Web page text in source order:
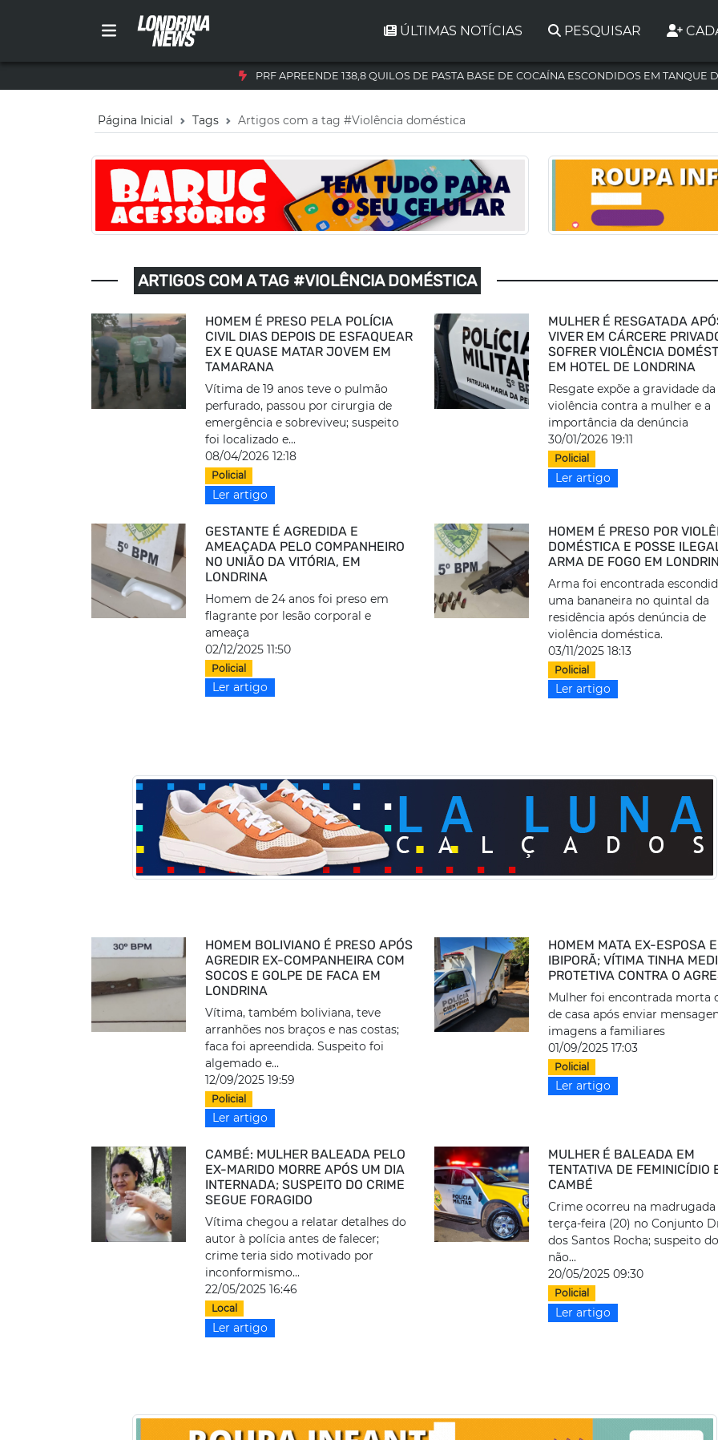
ÚLTIMAS NOTÍCIAS PESQUISAR
PRF APREENDE 138,8 QUILOS DE PASTA BASE DE COCAÍNA ESCONDIDOS EM TANQUE
Página Inicial Tags Artigos com a tag #Violência doméstica
ARTIGOS COM A TAG #VIOLÊNCIA DOMÉSTICA
HOMEM É PRESO PELA POLÍCIA
CIVIL DIAS DEPOIS DE ESFAQUEAR
EX E QUASE MATAR JOVEM EM
TAMARANA
Vítima de 19 anos teve o pulmão
perfurado, passou por cirurgia de
emergência e sobreviveu; suspeito
foi localizado e...
08/04/2026 12:18
Policial
Ler artigo
MULHER É RESGATADA
VIVER EM CÁRCERE
SOFRER VIOLÊNCIA
EM HOTEL DE LONDRINA
Resgate expõe a gravidade da
violência contra a mulher e a
importância da denúncia
30/01/2026 19:11
Policial
Ler artigo
GESTANTE É AGREDIDA E
AMEAÇADA PELO COMPANHEIRO
NO UNIÃO DA VITÓRIA, EM
LONDRINA
Homem de 24 anos foi preso em
flagrante por lesão corporal e
ameaça
02/12/2025 11:50
Policial
Ler artigo
HOMEM É PRESO POR
DOMÉSTICA E POSSE
ARMA DE FOGO EM
Arma foi encontrada
uma bananeira no quintal da
residência após denúncia de
violência doméstica.
03/11/2025 18:13
Policial
Ler artigo
HOMEM BOLIVIANO É PRESO APÓS
AGREDIR EX-COMPANHEIRA COM
SOCOS E GOLPE DE FACA EM
LONDRINA
Vítima, também boliviana, teve
arranhões nos braços e nas costas;
faca foi apreendida. Suspeito foi
algemado e...
12/09/2025 19:59
Policial
Ler artigo
HOMEM MATA EX-ESPOSA
IBIPORÃ; VÍTIMA TINHA
PROTETIVA CONTRA O
Mulher foi encontrada morta
de casa após enviar
imagens a familiares
01/09/2025 17:03
Policial
Ler artigo
CAMBÉ: MULHER BALEADA PELO
EX-MARIDO MORRE APÓS UM DIA
INTERNADA; SUSPEITO DO CRIME
SEGUE FORAGIDO
Vítima chegou a relatar detalhes do
autor à polícia antes de falecer;
crime teria sido motivado por
inconformismo...
22/05/2025 16:46
Local
Ler artigo
MULHER É BALEADA EM
TENTATIVA DE FEMINICÍDIO
CAMBÉ
Crime ocorreu na madrugada
terça-feira (20) no Conjunto
dos Santos Rocha; suspeito
não...
20/05/2025 09:30
Policial
Ler artigo